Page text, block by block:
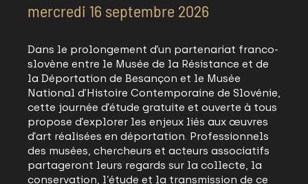
mercredi 16 septembre 2026
Dans le prolongement d’un partenariat franco-
slovène entre le Musée de la Résistance et de
la Déportation de Besançon et le Musée
National d’Histoire Contemporaine de Slovénie,
cette journée d’étude gratuite et ouverte à tous
propose d’explorer les enjeux liés aux œuvres
d’art réalisées en déportation. Professionnels
des musées, chercheurs et acteurs associatifs
partageront leurs regards sur la collecte, la
conservation, l’étude et la transmission de ce